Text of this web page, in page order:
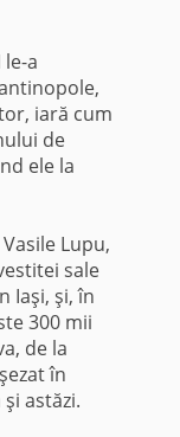
a
iară cum
de
ele la
Lupu,
sale
Iaşi, şi, în
300 mii
de la
în
astăzi.